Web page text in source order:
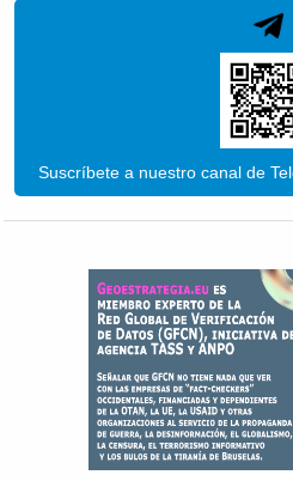
Suscríbete a nuestro canal de